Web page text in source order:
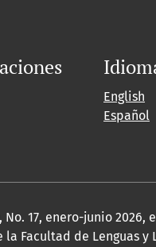
English
Español
No. 17, enero-junio
Facultad de Lenguas y